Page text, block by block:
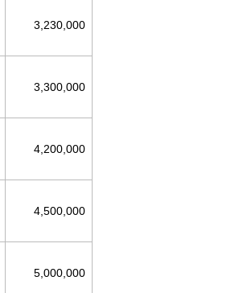
3,230,000
3,300,000
4,200,000
4,500,000
5,000,000